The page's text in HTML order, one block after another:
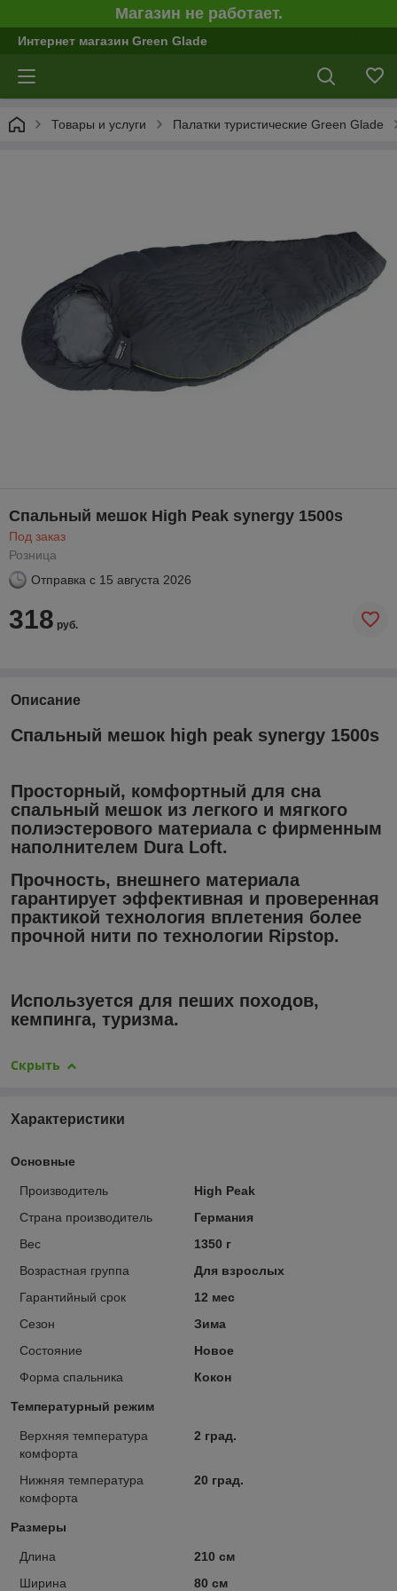
Магазин не работает.
Интернет магазин Green Glade
Товары и услуги Палатки туристические Green Glade
Спальный мешок High Peak synergy 1500s
Под заказ
Розница
Отправка с 15 августа 2026
318 руб.
Описание
Спальный мешок high peak synergy 1500s
Просторный, комфортный для сна
спальный мешок из легкого и мягкого
полиэстерового материала с фирменным
наполнителем Dura Loft.
Прочность, внешнего материала
гарантирует эффективная и проверенная
практикой технология вплетения более
прочной нити по технологии Ripstop.
Используется для пеших походов,
кемпинга, туризма.
Скрыть
Характеристики
Основные
Производитель
High Peak
Страна производитель
Германия
Вес
1350 г
Возрастная группа
Для взрослых
Гарантийный срок
12 мес
Сезон
Зима
Состояние
Новое
Форма спальника
Кокон
Температурный режим
Верхняя температура
комфорта
2 град.
Нижняя температура
комфорта
20 град.
Размеры
Длина
210 см
Ширина
80 см